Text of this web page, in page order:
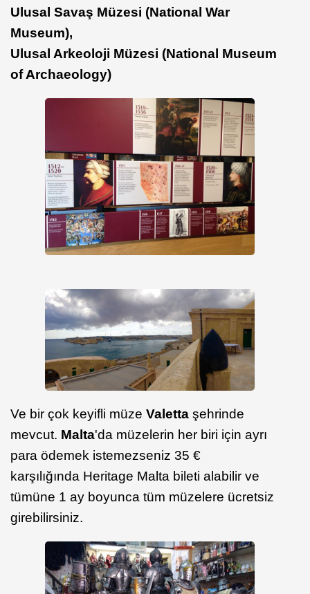
Ulusal Savaş Müzesi (National War
Museum),
Ulusal Arkeoloji Müzesi (National Museum
of Archaeology)
Ve bir çok keyifli müze Valetta şehrinde
mevcut. Malta'da müzelerin her biri için ayrı
para ödemek istemezseniz 35 €
karşılığında Heritage Malta bileti alabilir ve
tümüne 1 ay boyunca tüm müzelere ücretsiz
girebilirsiniz.